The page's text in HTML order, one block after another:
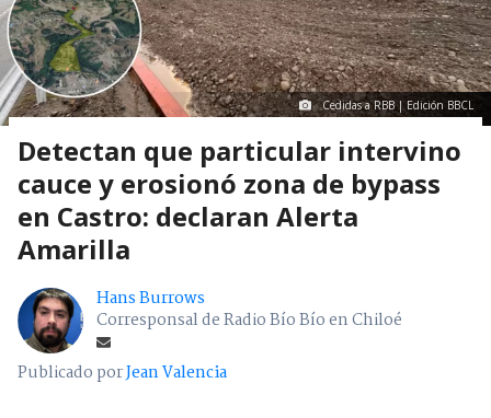
Cedidas a RBB | Edición BBCL
Detectan que particular intervino
cauce y erosionó zona de bypass
en Castro: declaran Alerta
Amarilla
Hans Burrows
Corresponsal de Radio Bío Bío en Chiloé
Publicado porJean Valencia